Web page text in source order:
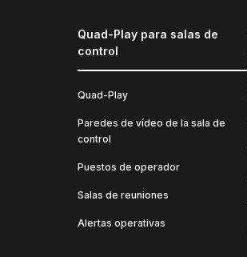
Quad-Play para salas de
control
Quad-Play
Paredes de vídeo de la sala de
control
Puestos de operador
Salas de reuniones
Alertas operativas